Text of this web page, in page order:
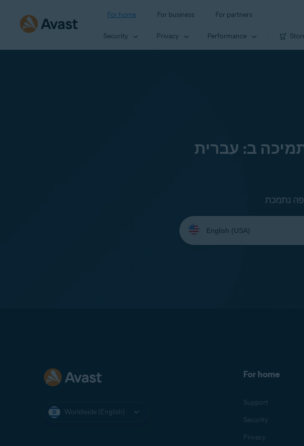
For home For business For partners
Security Privacy Performance
ב: עברית
Select
your
language:
Worldwide (English)
For home
Support
Security
Privacy